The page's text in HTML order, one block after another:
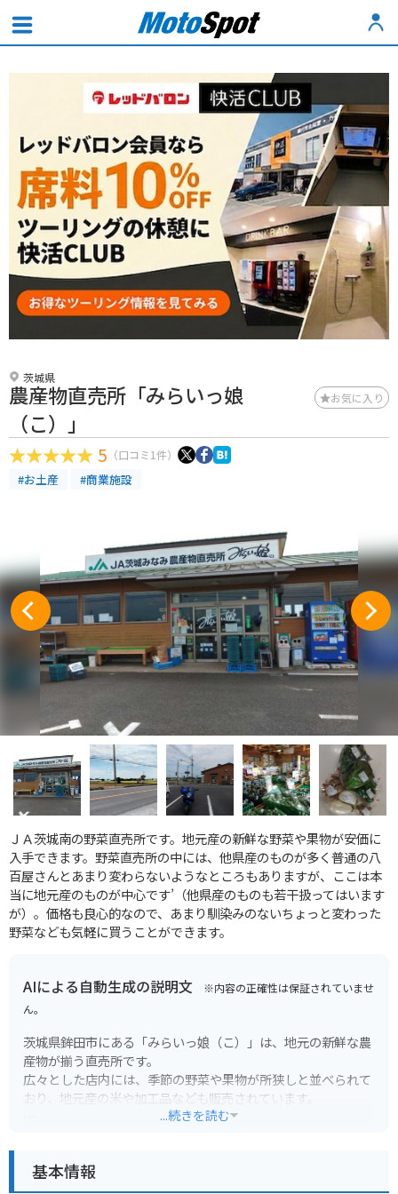
茨城県
農産物直売所「みらいっ娘
（こ）」
お気に入り
5 （口コミ1件）
#お土産 #商業施設
ＪＡ茨城南の野菜直売所です。地元産の新鮮な野菜や果物が安価に
入手できます。野菜直売所の中には、他県産のものが多く普通の八
百屋さんとあまり変わらないようなところもありますが、ここは本
当に地元産のものが中心です’（他県産のものも若干扱ってはいます
が）。価格も良心的なので、あまり馴染みのないちょっと変わった
野菜なども気軽に買うことができます。
AIによる自動生成の説明文 ※内容の正確性は保証されていませ
ん。
茨城県鉾田市にある「みらいっ娘（こ）」は、地元の新鮮な農
産物が揃う直売所です。
広々とした店内には、季節の野菜や果物が所狭しと並べられて
おり、地元産の米や加工品なども販売されています。
特に、鉾田市はメロンの生産が盛んな地域として知られてお
...続きを読む
基本情報